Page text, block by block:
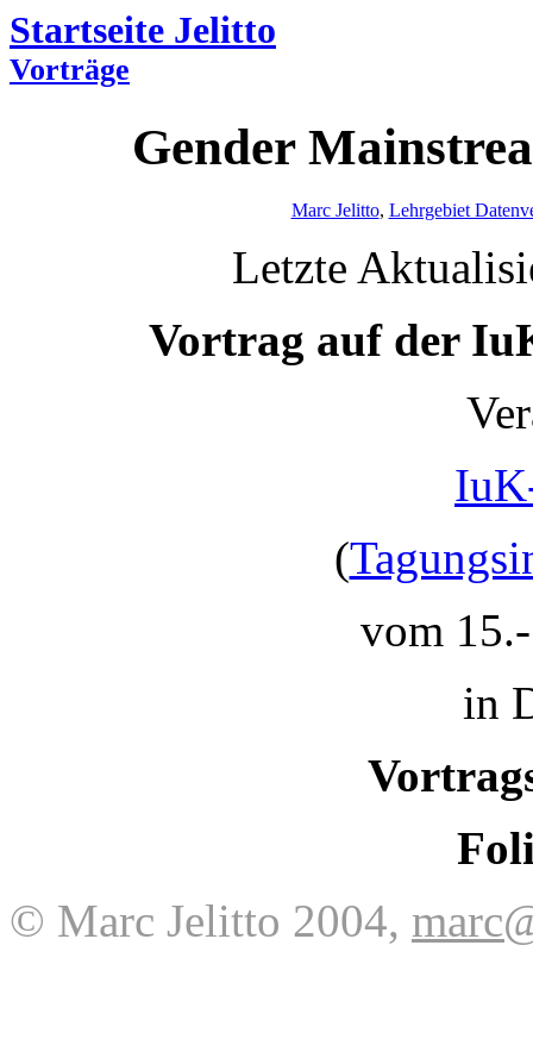
Startseite Jelitto
Vorträge
Gender
Marc Jelitto, Lehrgebiet
Letzte
Vortrag auf der
(
vom
in
© Marc Jelitto 2004,